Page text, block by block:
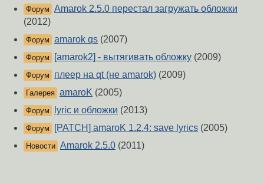
Форум Amarok 2.5.0 перестал загружать обложки
(2012)
Форум amarok qs (2007)
Форум [amarok2] - вытягивать обложку (2009)
Форум плеер на qt (не amarok) (2009)
Галерея amaroK (2005)
Форум lyric и обложки (2013)
Форум [PATCH] amaroK 1.2.4: save lyrics (2005)
Новости Amarok 2.5.0 (2011)